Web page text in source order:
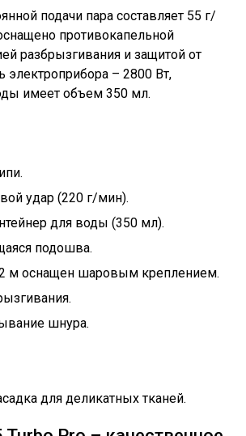
подачи пара составляет 55 г/
противокапельной
разбрызгивания и защитой от
электроприбора – 2800 Вт,
имеет объем 350 мл.
удар (220 г/мин).
для воды (350 мл).
подошва.
м оснащен шаровым креплением.
шнура.
для деликатных тканей.